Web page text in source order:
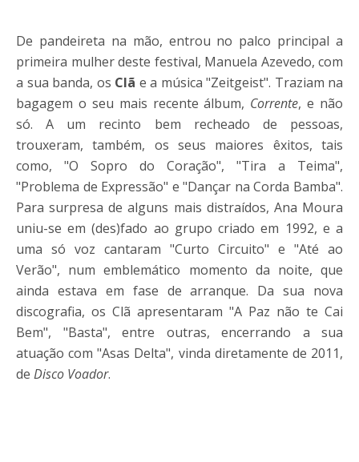
De pandeireta na mão, entrou no palco principal a
primeira mulher deste festival, Manuela Azevedo, com
a sua banda, os Clã e a música "Zeitgeist". Traziam na
bagagem o seu mais recente álbum, Corrente, e não
só. A um recinto bem recheado de pessoas,
trouxeram, também, os seus maiores êxitos, tais
como, "O Sopro do Coração", "Tira a Teima",
"Problema de Expressão" e "Dançar na Corda Bamba".
Para surpresa de alguns mais distraídos, Ana Moura
uniu-se em (des)fado ao grupo criado em 1992, e a
uma só voz cantaram "Curto Circuito" e "Até ao
Verão", num emblemático momento da noite, que
ainda estava em fase de arranque. Da sua nova
discografia, os Clã apresentaram "A Paz não te Cai
Bem", "Basta", entre outras, encerrando a sua
atuação com "Asas Delta", vinda diretamente de 2011,
de Disco Voador.